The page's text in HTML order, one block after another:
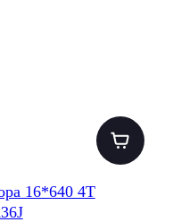
16*640 4T